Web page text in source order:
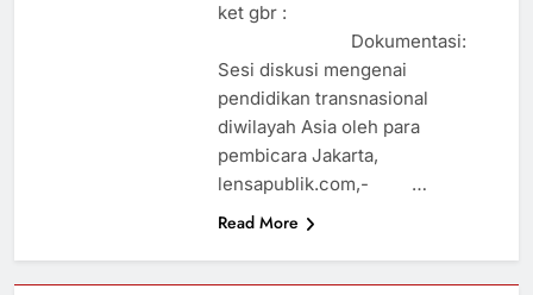
ket gbr :
Dokumentasi:
Sesi diskusi mengenai
pendidikan transnasional
diwilayah Asia oleh para
pembicara Jakarta,
lensapublik.com,- …
Read More